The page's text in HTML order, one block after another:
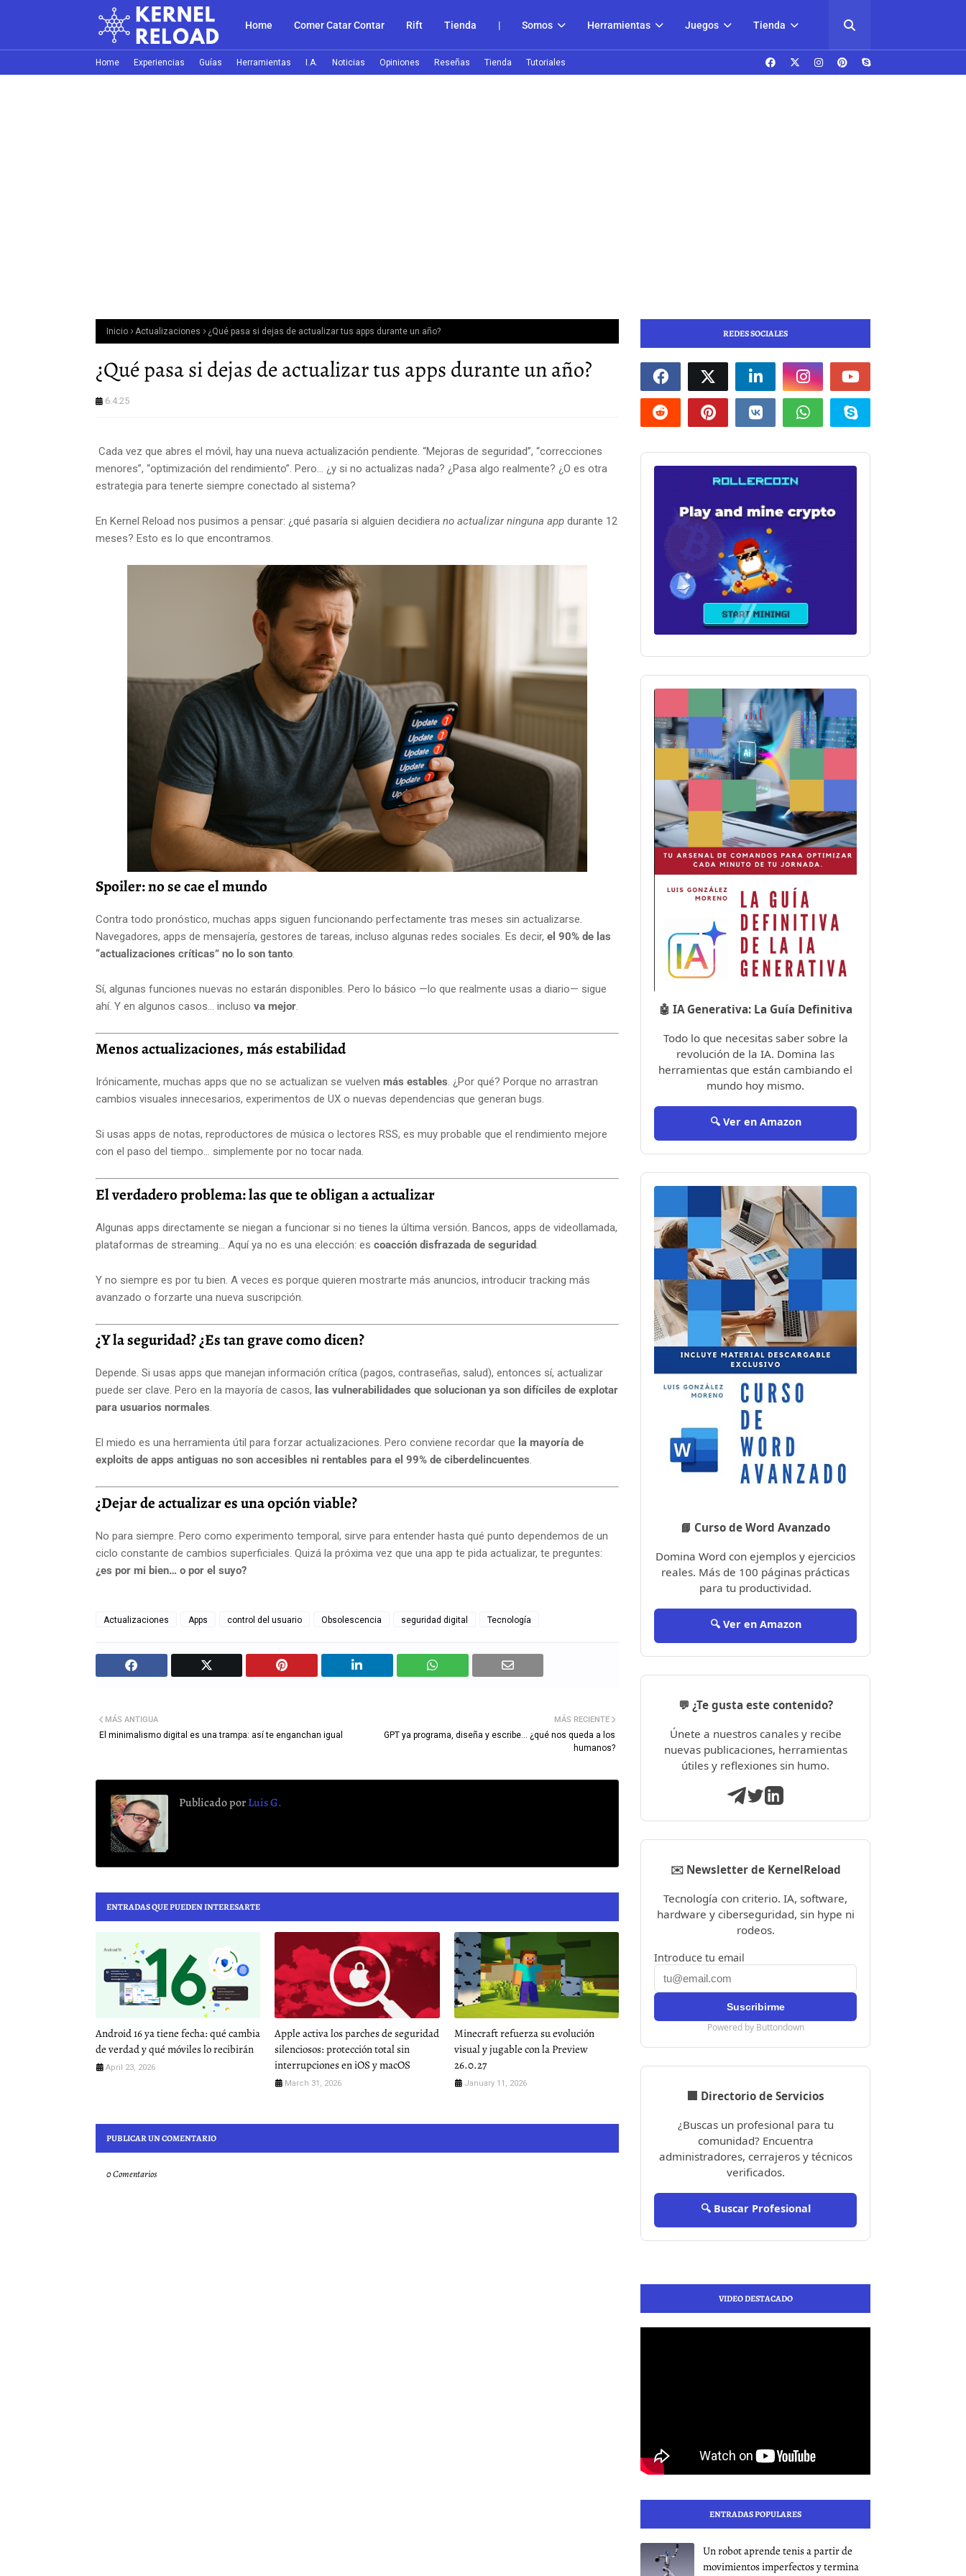
Home Comer Catar Contar Rift Tienda | Somos Herramientas Juegos Tienda
Home Experiencias Guías Herramientas I.A. Noticias Opiniones Reseñas Tienda Tutoriales
Inicio Actualizaciones ¿Qué pasa si dejas de actualizar tus apps durante un año?
¿Qué pasa si dejas de actualizar tus apps durante un año?
6.4.25
Cada vez que abres el móvil, hay una nueva actualización pendiente. “Mejoras de seguridad”, “correcciones
menores”, “optimización del rendimiento”. Pero... ¿y si no actualizas nada? ¿Pasa algo realmente? ¿O es otra
estrategia para tenerte siempre conectado al sistema?
En Kernel Reload nos pusimos a pensar: ¿qué pasaría si alguien decidiera no actualizar ninguna app durante 12
meses? Esto es lo que encontramos.
Spoiler: no se cae el mundo
Contra todo pronóstico, muchas apps siguen funcionando perfectamente tras meses sin actualizarse.
Navegadores, apps de mensajería, gestores de tareas, incluso algunas redes sociales. Es decir, el 90% de las
“actualizaciones críticas” no lo son tanto.
Sí, algunas funciones nuevas no estarán disponibles. Pero lo básico —lo que realmente usas a diario— sigue
ahí. Y en algunos casos... incluso va mejor.
Menos actualizaciones, más estabilidad
Irónicamente, muchas apps que no se actualizan se vuelven más estables. ¿Por qué? Porque no arrastran
cambios visuales innecesarios, experimentos de UX o nuevas dependencias que generan bugs.
Si usas apps de notas, reproductores de música o lectores RSS, es muy probable que el rendimiento mejore
con el paso del tiempo… simplemente por no tocar nada.
El verdadero problema: las que te obligan a actualizar
Algunas apps directamente se niegan a funcionar si no tienes la última versión. Bancos, apps de videollamada,
plataformas de streaming… Aquí ya no es una elección: es coacción disfrazada de seguridad.
Y no siempre es por tu bien. A veces es porque quieren mostrarte más anuncios, introducir tracking más
avanzado o forzarte una nueva suscripción.
¿Y la seguridad? ¿Es tan grave como dicen?
Depende. Si usas apps que manejan información crítica (pagos, contraseñas, salud), entonces sí, actualizar
puede ser clave. Pero en la mayoría de casos, las vulnerabilidades que solucionan ya son difíciles de explotar
para usuarios normales.
El miedo es una herramienta útil para forzar actualizaciones. Pero conviene recordar que la mayoría de
exploits de apps antiguas no son accesibles ni rentables para el 99% de ciberdelincuentes.
¿Dejar de actualizar es una opción viable?
No para siempre. Pero como experimento temporal, sirve para entender hasta qué punto dependemos de un
ciclo constante de cambios superficiales. Quizá la próxima vez que una app te pida actualizar, te preguntes:
¿es por mi bien… o por el suyo?
Actualizaciones Apps control del usuario Obsolescencia seguridad digital Tecnología
MÁS RECIENTE
GPT ya programa, diseña y escribe... ¿qué nos queda a los
humanos?
MÁS ANTIGUA
El minimalismo digital es una trampa: así te enganchan igual
Publicado porLuis G.
ENTRADAS QUE PUEDEN INTERESARTE
Android 16 ya tiene fecha: qué cambia
de verdad y qué móviles lo recibirán
April 23, 2026
Apple activa los parches de seguridad
silenciosos: protección total sin
interrupciones en iOS y macOS
March 31, 2026
Minecraft refuerza su evolución
visual y jugable con la Preview
26.0.27
January 11, 2026
PUBLICAR UN COMENTARIO
0 Comentarios
REDES SOCIALES
🤖 IA Generativa: La Guía Definitiva
Todo lo que necesitas saber sobre la
revolución de la IA. Domina las
herramientas que están cambiando el
mundo hoy mismo.
🔍 Ver en Amazon
📘 Curso de Word Avanzado
Domina Word con ejemplos y ejercicios
reales. Más de 100 páginas prácticas
para tu productividad.
🔍 Ver en Amazon
💬 ¿Te gusta este contenido?
Únete a nuestros canales y recibe
nuevas publicaciones, herramientas
útiles y reflexiones sin humo.
✉️ Newsletter de KernelReload
Tecnología con criterio. IA, software,
hardware y ciberseguridad, sin hype ni
rodeos.
Introduce tu email
Powered by Buttondown
🏢 Directorio de Servicios
¿Buscas un profesional para tu
comunidad? Encuentra
administradores, cerrajeros y técnicos
verificados.
🔍 Buscar Profesional
VIDEO DESTACADO
ENTRADAS POPULARES
Un robot aprende tenis a partir de
movimientos imperfectos y termina